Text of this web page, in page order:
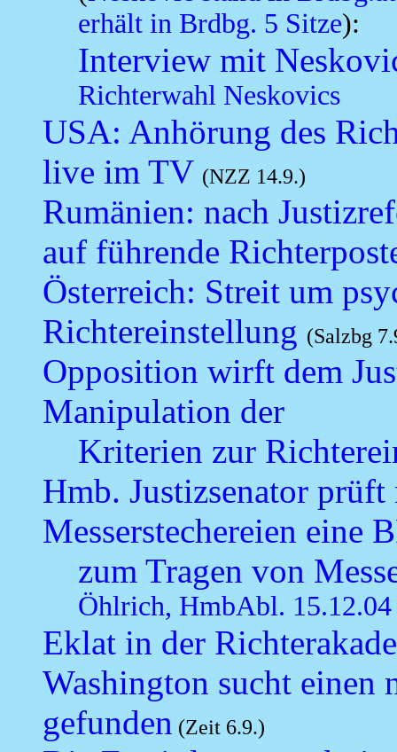
erhält in Brdbg. 5 Sitze):
Interview mit
Richterwahl Neskovics
USA: Anhörung des
live im TV (NZZ 14.9.)
Rumänien: nach
auf führende
Österreich: Streit um
Richtereinstellung (Salzbg
Opposition wirft dem
Manipulation der
Kriterien zur
Hmb. Justizsenator
Messerstechereien eine
zum Tragen von
Öhlrich, HmbAbl. 15.12.04
Eklat in der
Washington sucht einen
gefunden (Zeit 6.9.)